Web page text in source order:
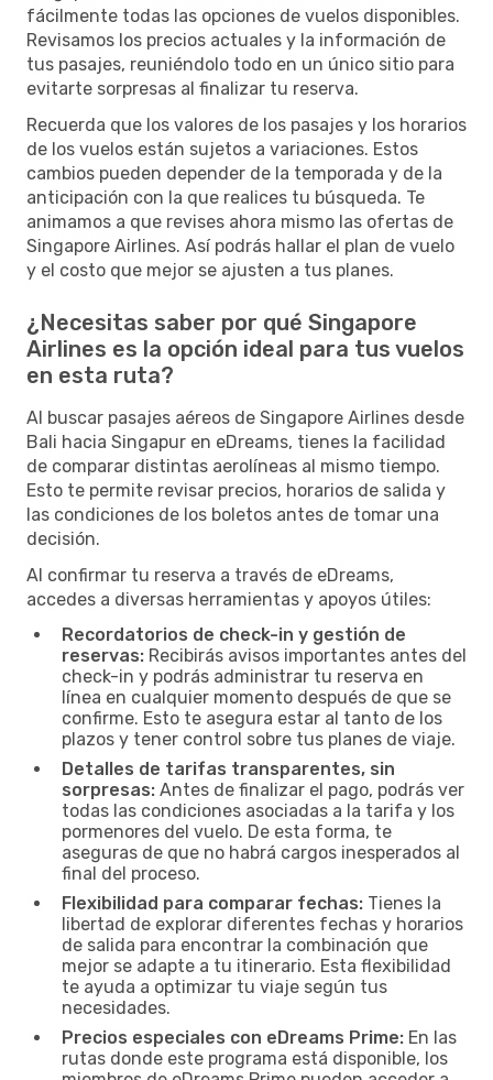
fácilmente todas las opciones de vuelos disponibles.
Revisamos los precios actuales y la información de
tus pasajes, reuniéndolo todo en un único sitio para
evitarte sorpresas al finalizar tu reserva.
Recuerda que los valores de los pasajes y los horarios
de los vuelos están sujetos a variaciones. Estos
cambios pueden depender de la temporada y de la
anticipación con la que realices tu búsqueda. Te
animamos a que revises ahora mismo las ofertas de
Singapore Airlines. Así podrás hallar el plan de vuelo
y el costo que mejor se ajusten a tus planes.
¿Necesitas saber por qué Singapore
Airlines es la opción ideal para tus vuelos
en esta ruta?
Al buscar pasajes aéreos de Singapore Airlines desde
Bali hacia Singapur en eDreams, tienes la facilidad
de comparar distintas aerolíneas al mismo tiempo.
Esto te permite revisar precios, horarios de salida y
las condiciones de los boletos antes de tomar una
decisión.
Al confirmar tu reserva a través de eDreams,
accedes a diversas herramientas y apoyos útiles:
Recordatorios de check-in y gestión de
reservas: Recibirás avisos importantes antes del
check-in y podrás administrar tu reserva en
línea en cualquier momento después de que se
confirme. Esto te asegura estar al tanto de los
plazos y tener control sobre tus planes de viaje.
Detalles de tarifas transparentes, sin
sorpresas: Antes de finalizar el pago, podrás ver
todas las condiciones asociadas a la tarifa y los
pormenores del vuelo. De esta forma, te
aseguras de que no habrá cargos inesperados al
final del proceso.
Flexibilidad para comparar fechas: Tienes la
libertad de explorar diferentes fechas y horarios
de salida para encontrar la combinación que
mejor se adapte a tu itinerario. Esta flexibilidad
te ayuda a optimizar tu viaje según tus
necesidades.
Precios especiales con eDreams Prime: En las
rutas donde este programa está disponible, los